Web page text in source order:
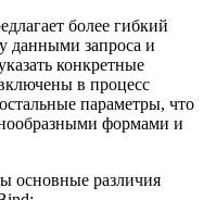
более гибкий
данными запроса и
конкретные
в процесс
параметры, что
формами и
основные различия